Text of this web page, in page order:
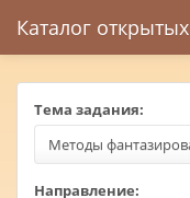
Каталог
Тема задания:
Методы
Направление: